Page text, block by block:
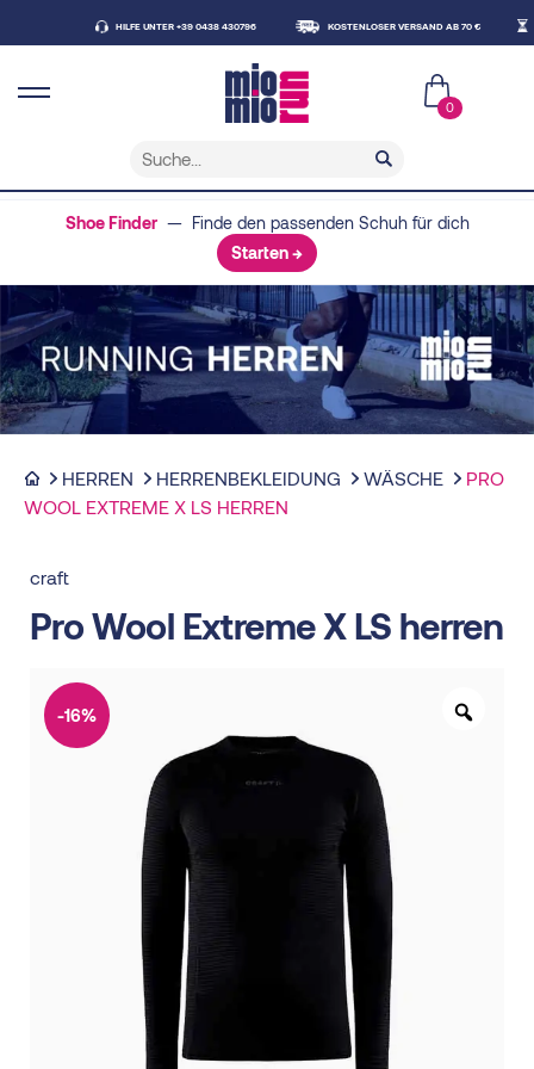
HILFE UNTER +39 0438 430796 KOSTENLOSER VERSAND AB 70 €
0
Shoe Finder— Finde den passenden Schuh für dich
Starten →
HERREN HERRENBEKLEIDUNG WÄSCHE
PRO
WOOL EXTREME X LS HERREN
craft
Pro Wool Extreme X LS herren
-16%